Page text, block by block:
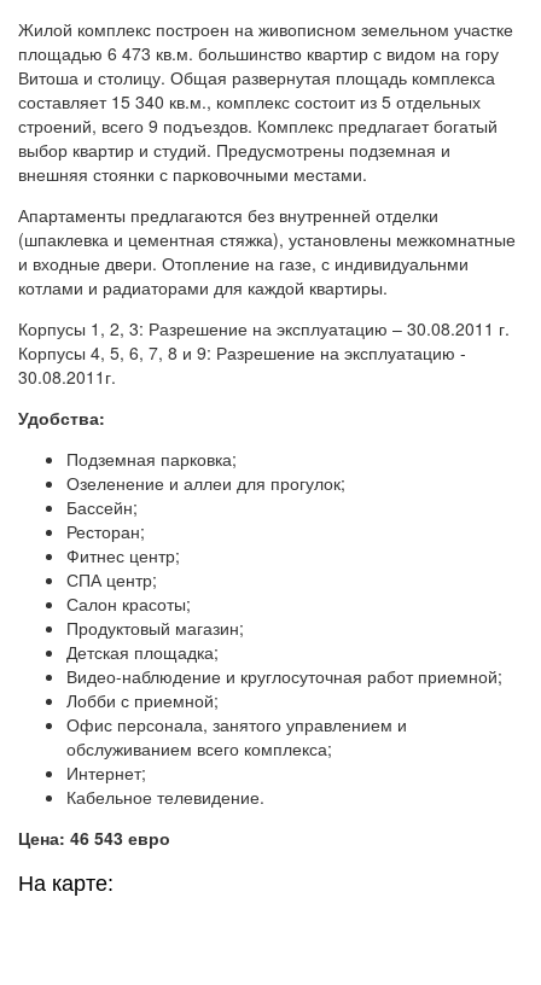
Жилой комплекс построен на живописном земельном участке
площадью 6 473 кв.м. большинство квартир с видом на гору
Витоша и столицу. Общая развернутая площадь комплекса
составляет 15 340 кв.м., комплекс состоит из 5 отдельных
строений, всего 9 подъездов. Комплекс предлагает богатый
выбор квартир и студий. Предусмотрены подземная и
внешняя стоянки с парковочными местами.
Апартаменты предлагаются без внутренней отделки
(шпаклевка и цементная стяжка), установлены межкомнатные
и входные двери. Отопление на газе, с индивидуальнми
котлами и радиаторами для каждой квартиры.
Корпусы 1, 2, 3: Разрешение на эксплуатацию – 30.08.2011 г.
Корпусы 4, 5, 6, 7, 8 и 9: Разрешение на эксплуатацию -
30.08.2011г.
Удобства:
Подземная парковка;
Озеленение и аллеи для прогулок;
Бассейн;
Ресторан;
Фитнес центр;
СПА центр;
Салон красоты;
Продуктовый магазин;
Детская площадка;
Видео-наблюдение и круглосуточная работ приемной;
Лобби с приемной;
Офис персонала, занятого управлением и
обслуживанием всего комплекса;
Интернет;
Кабельное телевидение.
Цена: 46 543 евро
На карте: